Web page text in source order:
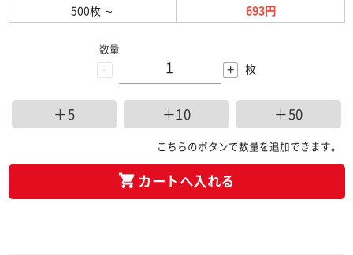
500枚 ～ 693円
-
数量
+ 枚
＋5 ＋10 ＋50
こちらのボタンで数量を追加できます。
カートへ入れる